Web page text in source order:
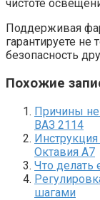
чистоте
Поддерживая
гарантируете не
безопасность
Похожие
Причины
ВАЗ 2114
Октавия А7
Что делать
шагами